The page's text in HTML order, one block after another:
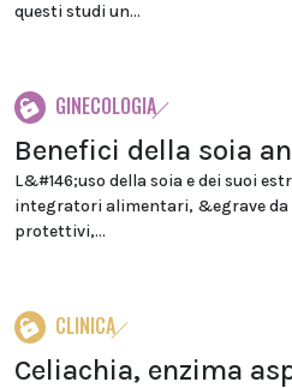
questi studi un...
GINECOLOGIA
Benefici della soia
L&#146;uso della soia e dei suoi
integratori alimentari, &egrave
protettivi,...
CLINICA
Celiachia, enzima